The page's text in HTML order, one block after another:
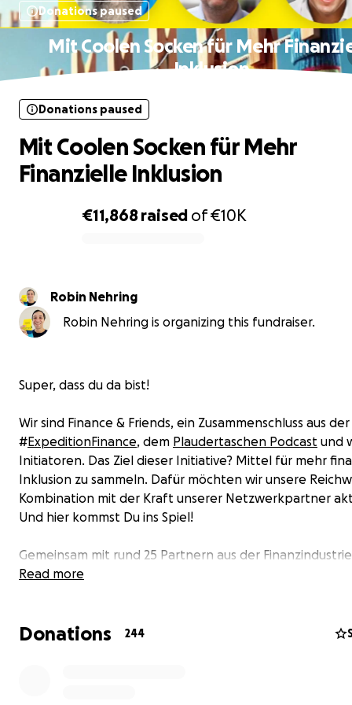
Donations paused
Mit Coolen Socken für Mehr
Inklusion
€11,868 raised of€10K
Donations paused
Mit Coolen Socken für Mehr
Finanzielle Inklusion
Robin Nehring
Robin Nehring is organizing this fundraiser.
Super, dass du da bist!
Wir sind Finance & Friends, ein Zusammenschluss aus der
#ExpeditionFinance, dem Plaudertaschen Podcast und
Initiatoren. Das Ziel dieser Initiative? Mittel für mehr
Inklusion zu sammeln. Dafür möchten wir unsere
Kombination mit der Kraft unserer Netzwerkpartner
Und hier kommst Du ins Spiel!
Gemeinsam mit rund 25 Partnern aus der
Banken, Service-Dienstleistern und Event-
werden für euch gefertigt.
Read more
Donations 244